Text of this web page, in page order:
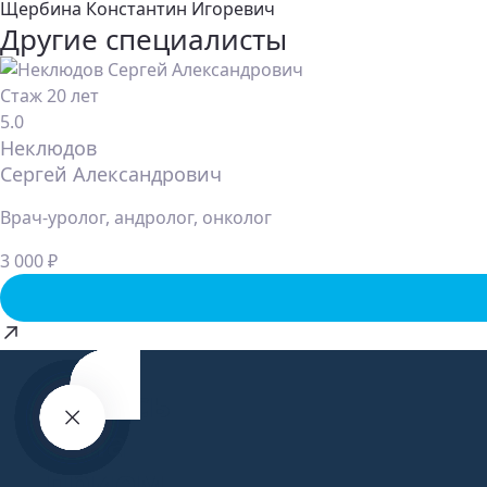
Щербина Константин Игоревич
Другие специалисты
Стаж 20 лет
5.0
Неклюдов
Сергей Александрович
Врач-уролог, андролог, онколог
3 000 ₽
Запись
на